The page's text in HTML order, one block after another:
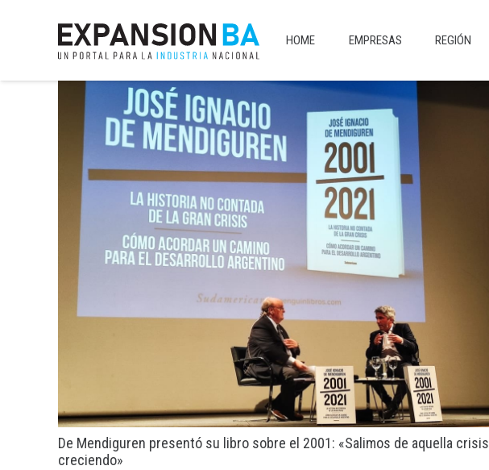
HOME EMPRESAS REGIÓN
De Mendiguren presentó su libro sobre el 2001: «Salimos de aquella crisis
creciendo»